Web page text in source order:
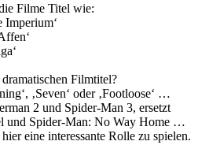
Filme Titel wie:
Imperium‘
Filmtitel?
‚Seven‘ oder ‚Footloose‘ …
2 und Spider-Man 3, ersetzt
und Spider-Man: No Way Home …
eine interessante Rolle zu spielen.